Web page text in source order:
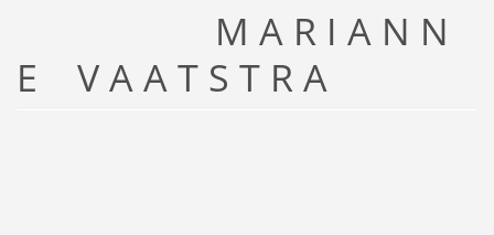
M A R I A N N
E V A A T S T R A